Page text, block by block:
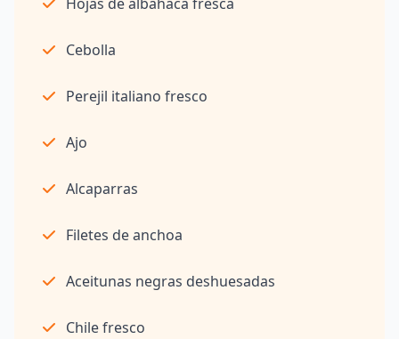
Cebolla
Perejil italiano fresco
Ajo
Alcaparras
Filetes de anchoa
Aceitunas negras deshuesadas
Chile fresco